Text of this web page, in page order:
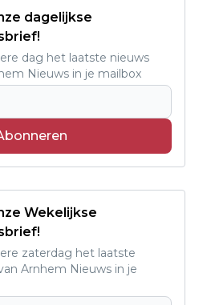
dagelijkse
dag het laatste nieuws
Nieuws in je mailbox
Wekelijkse
zaterdag het laatste
Arnhem Nieuws in je